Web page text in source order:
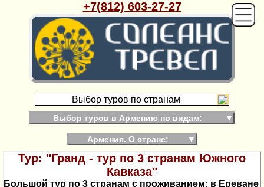
+7(812) 603-27-27
Выбор туров по странам
Выбор туров в Армению по видам: ▼
Армения. О стране: ▼
Тур: "Гранд - тур по 3 странам Южного
Кавказа"
Большой тур по 3 странам с проживанием: в Ереване